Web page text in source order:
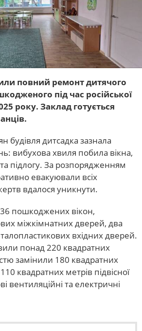
повний ремонт дитячого
під час російської
року. Заклад готується
будівля дитсадка зазнала
вибухова хвиля побила вікна,
та підлогу. За розпорядженням
евакуювали всіх
вдалося уникнути.
36 пошкоджених вікон,
міжкімнатних дверей, два
вхідних дверей.
понад 220 квадратних
замінили 180 квадратних
квадратних метрів підвісної
вентиляційні та електричні